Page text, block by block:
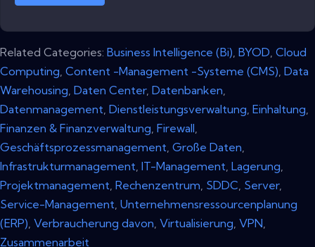
Related Categories: Business Intelligence (Bi) BYOD Cloud
Computing Content -Management -Systeme (CMS) Data
Warehousing Daten Center, Datenbanken
Datenmanagement Dienstleistungsverwaltung Einhaltung
Finanzen & Finanzverwaltung Firewall
Geschäftsprozessmanagement Große Daten
Infrastrukturmanagement IT-Management Lagerung
Projektmanagement Rechenzentrum SDDC Server,
Service-Management Unternehmensressourcenplanung
(ERP) Verbraucherung davon Virtualisierung VPN
Zusammenarbeit